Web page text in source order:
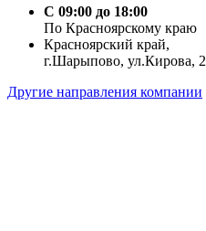
С 09:00 до 18:00
По Красноярскому краю
Красноярский край,
г.Шарыпово, ул.Кирова, 2
Другие направления компании